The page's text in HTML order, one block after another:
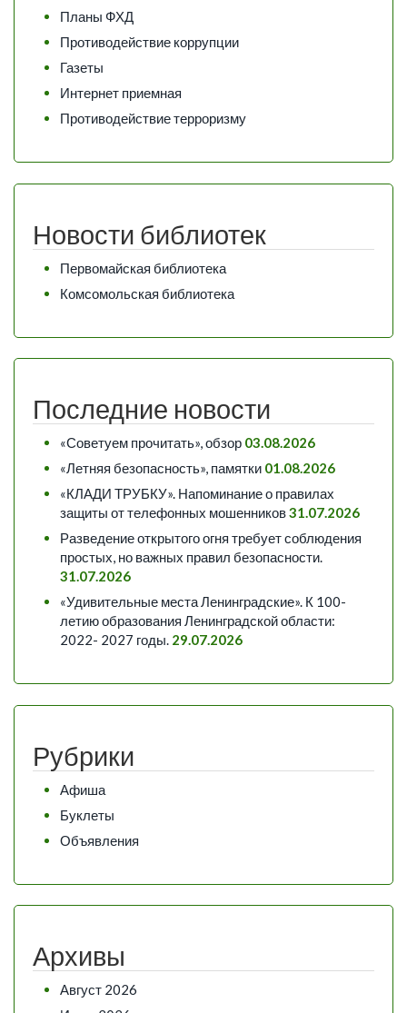
Планы ФХД
Противодействие коррупции
Газеты
Интернет приемная
Противодействие терроризму
Новости библиотек
Первомайская библиотека
Комсомольская библиотека
Последние новости
«Советуем прочитать», обзор 03.08.2026
«Летняя безопасность», памятки 01.08.2026
«КЛАДИ ТРУБКУ». Напоминание о правилах
защиты от телефонных мошенников31.07.2026
Разведение открытого огня требует соблюдения
простых, но важных правил безопасности.
31.07.2026
«Удивительные места Ленинградские». К 100-
летию образования Ленинградской области:
2022- 2027 годы. 29.07.2026
Рубрики
Афиша
Буклеты
Объявления
Архивы
Август 2026